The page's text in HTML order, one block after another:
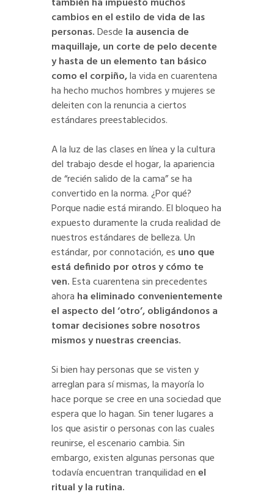
cambios en el estilo de vida de las
personas.Desde la ausencia de
maquillaje, un corte de pelo decente
y hasta de un elemento tan básico
como el corpiño,la vida en cuarentena
ha hecho muchos hombres y mujeres se
deleiten con la renuncia a ciertos
estándares preestablecidos.
A la luz de las clases en línea y la cultura
del trabajo desde el hogar, la apariencia
de “recién salido de la cama” se ha
convertido en la norma. ¿Por qué?
Porque nadie está mirando. El bloqueo ha
expuesto duramente la cruda realidad de
nuestros estándares de belleza. Un
estándar, por connotación, es uno que
está definido por otros y cómo te
ven.Esta cuarentena sin precedentes
ahora ha eliminado convenientemente
el aspecto del ‘otro’, obligándonos a
tomar decisiones sobre nosotros
mismos y nuestras creencias.
Si bien hay personas que se visten y
arreglan para sí mismas, la mayoría lo
hace porque se cree en una sociedad que
espera que lo hagan. Sin tener lugares a
los que asistir o personas con las cuales
reunirse, el escenario cambia. Sin
embargo, existen algunas personas que
todavía encuentran tranquilidad enel
ritual y la rutina.